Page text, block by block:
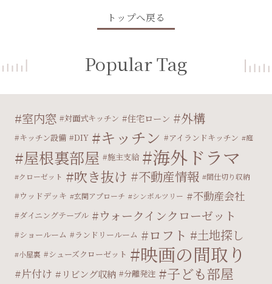
トップへ戻る
Popular Tag
室内窓 対面式キッチン 住宅ローン 外構
キッチン設備 DIY キッチン アイランドキッチン 庭
屋根裏部屋 施主支給 海外ドラマ
クローゼット 吹き抜け 不動産情報 間仕切り収納
ウッドデッキ 玄関アプローチ シンボルツリー 不動産会社
ダイニングテーブル ウォークインクローゼット
ショールーム ランドリールーム ロフト 土地探し
小屋裏 シューズクローゼット 映画の間取り
片付け リビング収納 分離発注 子ども部屋